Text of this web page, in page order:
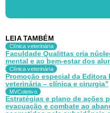
LEIA TAMBÉM
Clínica veterinária
Faculdade Qualittas cria
mental e ao bem-estar dos
Clínica veterinária
Promoção especial da
veterinária – clínica e cirurgia”
MVColetivo
Estratégias e plano de ações
evacuação e combate ao